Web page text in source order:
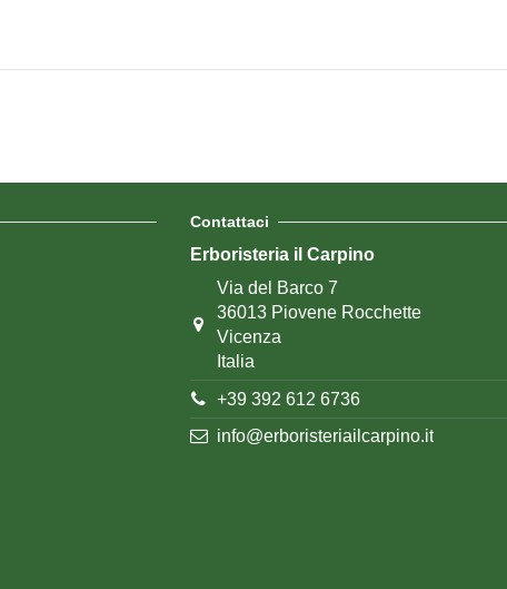
Contattaci
Erboristeria il Carpino
Via del Barco 7
36013 Piovene Rocchette
Vicenza
Italia
+39 392 612 6736
info@erboristeriailcarpino.it